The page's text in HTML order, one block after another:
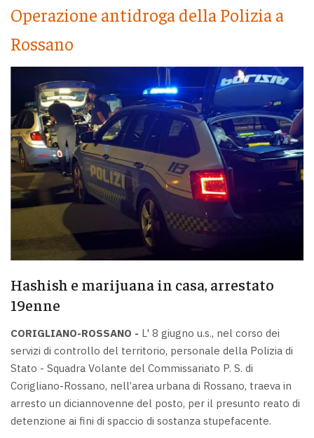
Operazione antidroga della Polizia a
Rossano
Hashish e marijuana in casa, arrestato
19enne
CORIGLIANO-ROSSANO - L' 8 giugno u.s., nel corso dei
servizi di controllo del territorio, personale della Polizia di
Stato - Squadra Volante del Commissariato P. S. di
Corigliano-Rossano, nell’area urbana di Rossano, traeva in
arresto un diciannovenne del posto, per il presunto reato di
detenzione ai fini di spaccio di sostanza stupefacente.